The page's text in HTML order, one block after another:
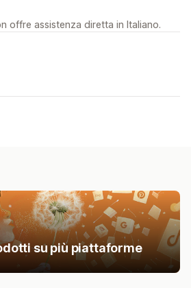
offre assistenza diretta in Italiano.
su più piattaforme